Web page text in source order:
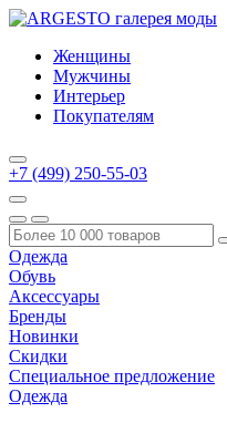
Женщины
Мужчины
Интерьер
Покупателям
+7 (499) 250-55-03
Одежда
Обувь
Аксессуары
Бренды
Новинки
Скидки
Специальное предложение
Одежда